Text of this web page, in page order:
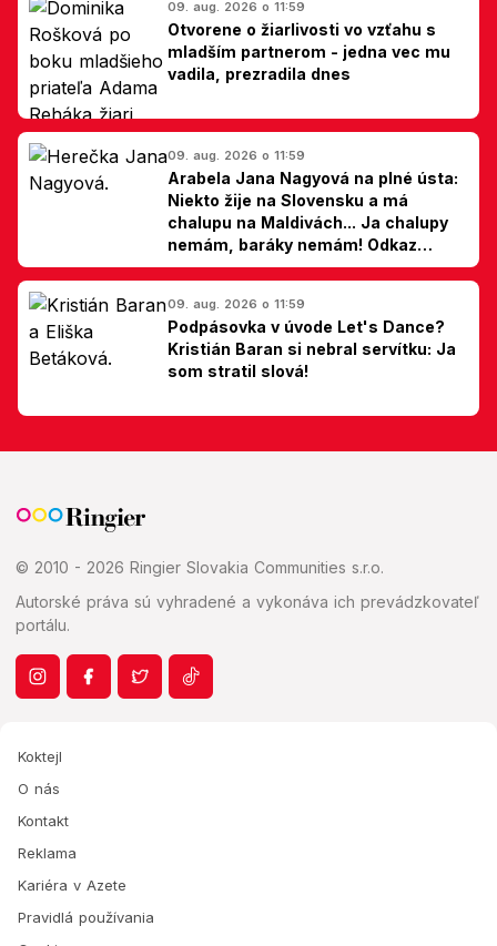
09. aug. 2026 o 11:59
Otvorene o žiarlivosti vo vzťahu s
mladším partnerom - jedna vec mu
vadila, prezradila dnes
09. aug. 2026 o 11:59
Arabela Jana Nagyová na plné ústa:
Niekto žije na Slovensku a má
chalupu na Maldivách... Ja chalupy
nemám, baráky nemám! Odkaz
Slovákom
09. aug. 2026 o 11:59
Podpásovka v úvode Let's Dance?
Kristián Baran si nebral servítku: Ja
som stratil slová!
© 2010 - 2026 Ringier Slovakia Communities s.r.o.
Autorské práva sú vyhradené a vykonáva ich prevádzkovateľ
portálu.
Koktejl
O nás
Kontakt
Reklama
Kariéra v Azete
Pravidlá používania